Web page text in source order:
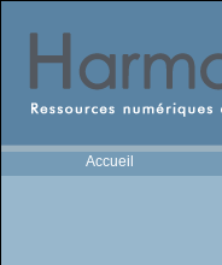
Accueil